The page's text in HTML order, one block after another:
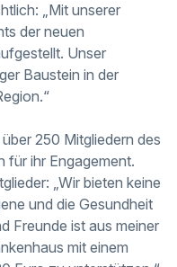
„Mit unserer
der neuen
Unser
Baustein in der
250 Mitgliedern des
für ihr Engagement.
„Wir bieten keine
und die Gesundheit
Freunde ist aus meiner
mit einem